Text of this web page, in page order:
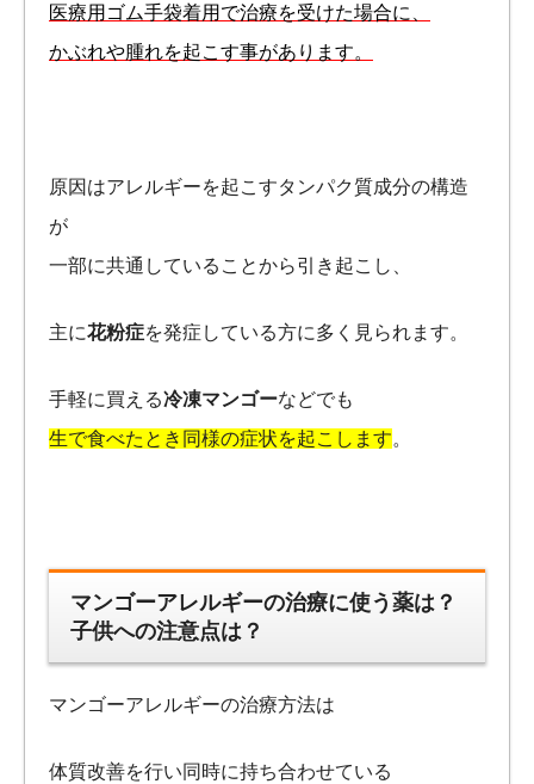
医療用ゴム手袋着用で治療を受けた場合に、
かぶれや腫れを起こす事があります。
原因はアレルギーを起こすタンパク質成分の構造
が
一部に共通していることから引き起こし、
主に花粉症を発症している方に多く見られます。
手軽に買える冷凍マンゴーなどでも
生で食べたとき同様の症状を起こします。
マンゴーアレルギーの治療に使う薬は？
子供への注意点は？
マンゴーアレルギーの治療方法は
体質改善を行い同時に持ち合わせている